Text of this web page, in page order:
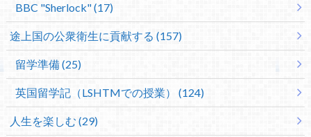
BBC "Sherlock" (17)
途上国の公衆衛生に貢献する (157)
留学準備 (25)
英国留学記（LSHTMでの授業） (124)
人生を楽しむ (29)